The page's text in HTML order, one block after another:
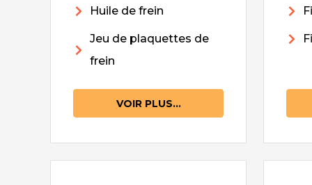
Huile de frein
Jeu de plaquettes de
frein
VOIR PLUS...